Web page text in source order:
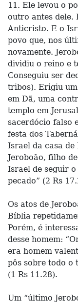
11. Ele levou o
outro antes dele.
Anticristo. E o
povo que, nos
novamente.
dividiu o reino e
Conseguiu ser
tribos). Erigiu
em Dã, uma
templo em
sacerdócio falso
festa dos
Israel da casa de
Jeroboão, filho
Israel de seguir
pecado” (2 Rs
Os atos de
Bíblia
Porém, é
desse homem:
era homem
pôs sobre todo o
(1 Rs 11.28).
Um “último